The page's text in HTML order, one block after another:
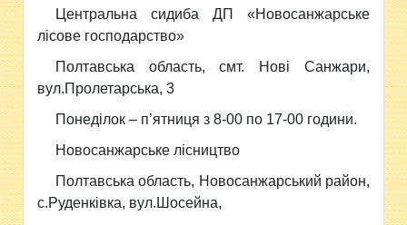
Центральна сидиба ДП «Новосанжарське
лісове господарство»
Полтавська область, смт. Нові Санжари,
вул.Пролетарська, 3
Понеділок – п’ятниця з 8-00 по 17-00 години.
Новосанжарське лісництво
Полтавська область, Новосанжарський район,
с.Руденківка, вул.Шосейна,